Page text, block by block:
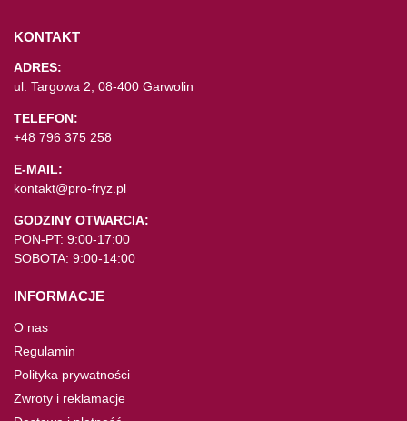
KONTAKT
ADRES:
ul. Targowa 2, 08-400 Garwolin
TELEFON:
+48 796 375 258
E-MAIL:
kontakt@pro-fryz.pl
GODZINY OTWARCIA:
PON-PT: 9:00-17:00
SOBOTA: 9:00-14:00
INFORMACJE
O nas
Regulamin
Polityka prywatności
Zwroty i reklamacje